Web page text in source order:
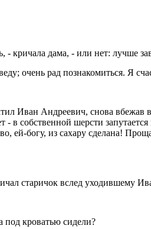
- кричала дама, - или нет: лучше
очень рад познакомиться. Я
Иван Андреевич, снова
- в собственной шерсти
ей-богу, из сахару сделана!
старичок вслед уходившему
под кроватью сидели?